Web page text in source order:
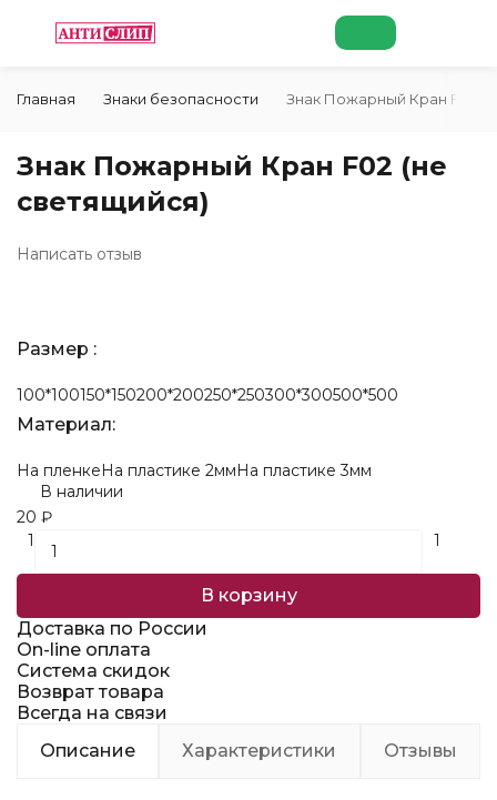
Главная Знаки безопасности Знак Пожарный Кран F02
Знак Пожарный Кран F02 (не
светящийся)
Написать отзыв
Размер :
100*100150*150200*200250*250300*300500*500
Материал:
На пленкеНа пластике 2ммНа пластике 3мм
В наличии
20 ₽
1
1
В корзину
Доставка по России
On-line оплата
Система скидок
Возврат товара
Всегда на связи
Описание
Характеристики Отзывы